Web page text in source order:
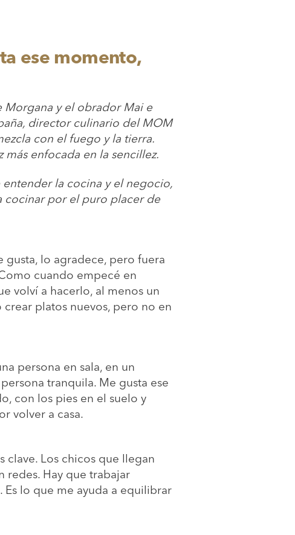
ese momento,
Morgana y el obrador Mai e
director culinario del MOM
con el fuego y la tierra.
enfocada en la sencillez.
la cocina y el negocio,
cocinar por el puro placer de
gusta, lo agradece, pero fuera
cuando empecé en
volví a hacerlo, al menos un
platos nuevos, pero no en
persona en sala, en un
tranquila. Me gusta ese
con los pies en el suelo y
volver a casa.
clave. Los chicos que llegan
redes. Hay que trabajar
lo que me ayuda a equilibrar